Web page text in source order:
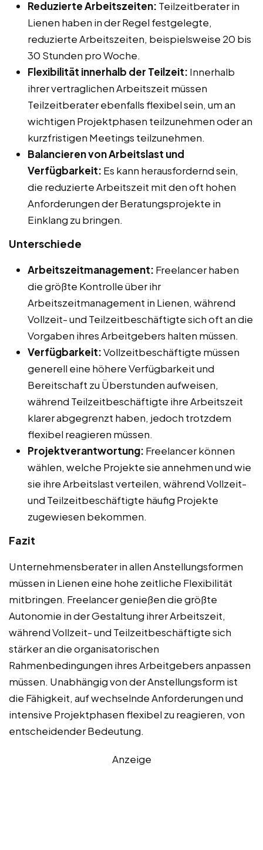
Reduzierte Arbeitszeiten: Teilzeitberater in
Lienen haben in der Regel festgelegte,
reduzierte Arbeitszeiten, beispielsweise 20 bis
30 Stunden pro Woche.
Flexibilität innerhalb der Teilzeit: Innerhalb
ihrer vertraglichen Arbeitszeit müssen
Teilzeitberater ebenfalls flexibel sein, um an
wichtigen Projektphasen teilzunehmen oder an
kurzfristigen Meetings teilzunehmen.
Balancieren von Arbeitslast und
Verfügbarkeit: Es kann herausfordernd sein,
die reduzierte Arbeitszeit mit den oft hohen
Anforderungen der Beratungsprojekte in
Einklang zu bringen.
Unterschiede
Arbeitszeitmanagement: Freelancer haben
die größte Kontrolle über ihr
Arbeitszeitmanagement in Lienen, während
Vollzeit- und Teilzeitbeschäftigte sich oft an die
Vorgaben ihres Arbeitgebers halten müssen.
Verfügbarkeit:Vollzeitbeschäftigte müssen
generell eine höhere Verfügbarkeit und
Bereitschaft zu Überstunden aufweisen,
während Teilzeitbeschäftigte ihre Arbeitszeit
klarer abgegrenzt haben, jedoch trotzdem
flexibel reagieren müssen.
Projektverantwortung: Freelancer können
wählen, welche Projekte sie annehmen und wie
sie ihre Arbeitslast verteilen, während Vollzeit-
und Teilzeitbeschäftigte häufig Projekte
zugewiesen bekommen.
Fazit
Unternehmensberater in allen Anstellungsformen
müssen in Lienen eine hohe zeitliche Flexibilität
mitbringen. Freelancer genießen die größte
Autonomie in der Gestaltung ihrer Arbeitszeit,
während Vollzeit- und Teilzeitbeschäftigte sich
stärker an die organisatorischen
Rahmenbedingungen ihres Arbeitgebers anpassen
müssen. Unabhängig von der Anstellungsform ist
die Fähigkeit, auf wechselnde Anforderungen und
intensive Projektphasen flexibel zu reagieren, von
entscheidender Bedeutung.
Anzeige